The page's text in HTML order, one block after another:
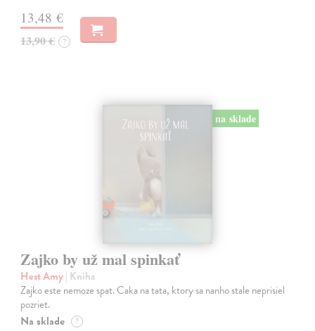
13,48 €
13,90 € ?
na sklade
Zajko by už mal spinkať
Hest Amy| Kniha
Zajko este nemoze spat. Caka na tata, ktory sa nanho stale neprisiel
pozriet.
Na sklade ?